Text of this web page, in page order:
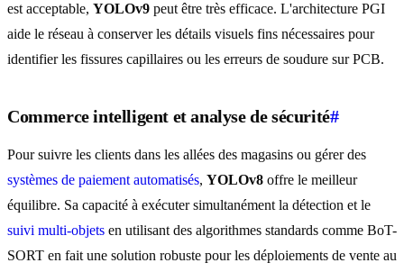
est acceptable, YOLOv9 peut être très efficace. L'architecture PGI
aide le réseau à conserver les détails visuels fins nécessaires pour
identifier les fissures capillaires ou les erreurs de soudure sur PCB.
Commerce intelligent et analyse de sécurité#
Pour suivre les clients dans les allées des magasins ou gérer des
systèmes de paiement automatisés, YOLOv8 offre le meilleur
équilibre. Sa capacité à exécuter simultanément la détection et le
suivi multi-objets en utilisant des algorithmes standards comme BoT-
SORT en fait une solution robuste pour les déploiements de vente au